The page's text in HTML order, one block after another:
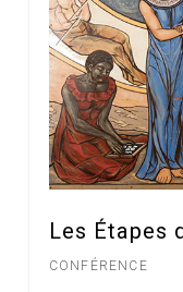
Les Étapes
CONFÉRENCE